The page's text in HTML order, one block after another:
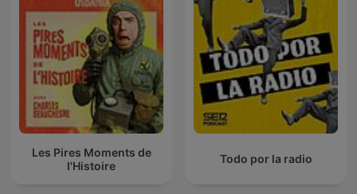
Les Pires Moments de
l'Histoire
Todo por la radio